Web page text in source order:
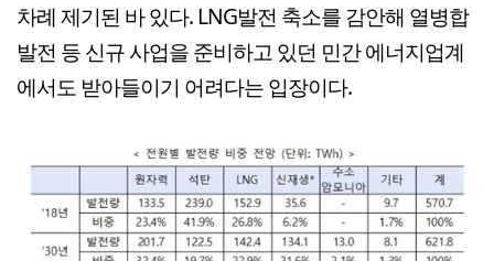
차례 제기된 바 있다. LNG발전 축소를 감안해 열병합
발전 등 신규 사업을 준비하고 있던 민간 에너지업계
에서도 받아들이기 어려다는 입장이다.